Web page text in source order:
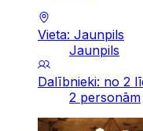
Vieta: Jaunpils
Jaunpils
Dalībnieki: no 2
2 personām